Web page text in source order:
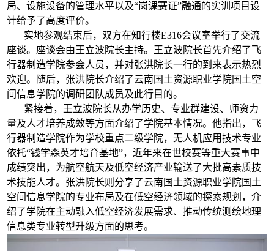
局、设施设备的管理水平以及“岗课赛证”融通的实训项目设
计给予了高度评价。
实地参观结束后，双方在知行楼E316会议室举行了交流
座谈。座谈会由王立波院长主持。王立波院长首先介绍了飞
行器制造学院参会人员，并对张洪院长一行的到来表示热烈
欢迎。随后，张洪院长介绍了云南国土资源职业学院国土空
间信息学院的调研团队成员及此行目的。
紧接着，王立波院长从办学历史、专业群建设、师资力
量及人才培养成效等方面介绍了学院基本情况。他指出，飞
行器制造学院作为学校重点二级学院，无人机应用技术专业
依托“钱学森英才培育基地”，近年来在世校赛等重大赛事中
成绩突出，为航空航天及低空经济产业输送了大批高素质技
术技能人才。张洪院长则分享了云南国土资源职业学院国土
空间信息学院的专业布局及在低空经济领域的探索规划，介
绍了学院在主动融入低空经济发展需求、推动传统测绘地理
信息类专业转型升级方面的思考。